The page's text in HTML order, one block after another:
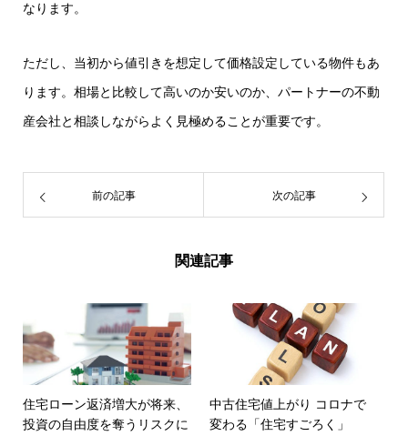
なります。
ただし、当初から値引きを想定して価格設定している物件もあ
ります。相場と比較して高いのか安いのか、パートナーの不動
産会社と相談しながらよく見極めることが重要です。
前の記事 次の記事
関連記事
住宅ローン返済増大が将来、
投資の自由度を奪うリスクに
中古住宅値上がり コロナで
変わる「住宅すごろく」